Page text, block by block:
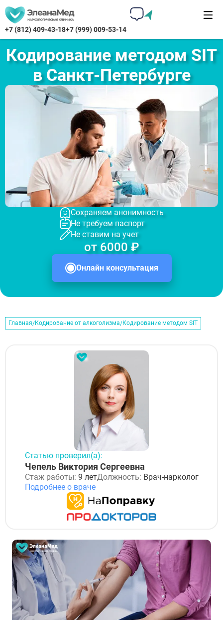
+7 (812) 409-43-18+7 (999) 009-53-14
Кодирование методом SIT
в Санкт-Петербурге
Сохраняем анонимность
Не требуем паспорт
Не ставим на учет
Онлайн консультация
от 6000 ₽
Главная Кодирование от алкоголизма Кодирование методом SIT
Статью проверил(а):
Чепель Виктория Сергеевна
Стаж работы: 9 летДолжность: Врач-нарколог
Подробнее о враче